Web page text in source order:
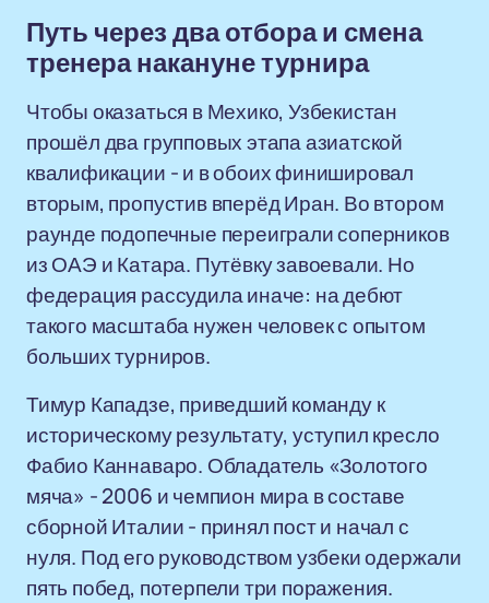
Путь через два отбора и смена
тренера накануне турнира
Чтобы оказаться в Мехико, Узбекистан
прошёл два групповых этапа азиатской
квалификации - и в обоих финишировал
вторым, пропустив вперёд Иран. Во втором
раунде подопечные переиграли соперников
из ОАЭ и Катара. Путёвку завоевали. Но
федерация рассудила иначе: на дебют
такого масштаба нужен человек с опытом
больших турниров.
Тимур Кападзе, приведший команду к
историческому результату, уступил кресло
Фабио Каннаваро. Обладатель «Золотого
мяча» - 2006 и чемпион мира в составе
сборной Италии - принял пост и начал с
нуля. Под его руководством узбеки одержали
пять побед, потерпели три поражения.